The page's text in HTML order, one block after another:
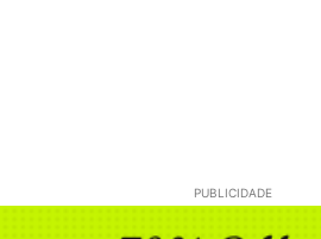
PUBLICIDADE